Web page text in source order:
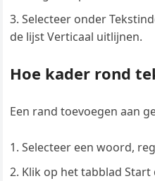
Selecteer onder
de lijst Verticaal uitlijnen.
Hoe kader rond
Een rand toevoegen aan
Selecteer een woord,
Klik op het tabblad